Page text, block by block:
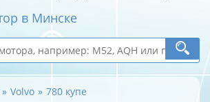
в Минске
Volvo 780 купе